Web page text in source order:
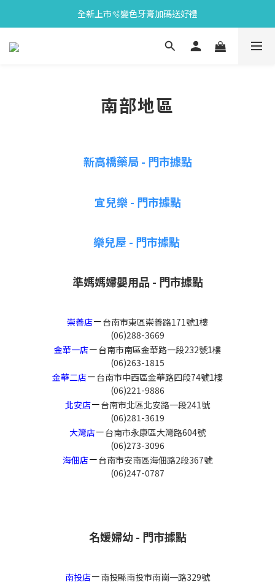
會員限定🎁點數兌換好禮
全新上市🫧變色牙膏加碼送好禮
南部地區
新高橋藥局 - 門市據點
宜兒樂 - 門市據點
樂兒屋 - 門市據點
準媽媽婦嬰用品 - 門市據點
崇善店－台南市東區崇善路171號1樓
(06)288-3669
金華一店－台南市南區金華路一段232號1樓
(06)263-1815
金華二店－台南市中西區金華路四段74號1樓
(06)221-9886
北安店－台南市北區北安路一段241號
(06)281-3619
大灣店－台南市永康區大灣路604號
(06)273-3096
海佃店－台南市安南區海佃路2段367號
(06)247-0787
名媛婦幼 - 門市據點
南投店－南投縣南投市南崗一路329號